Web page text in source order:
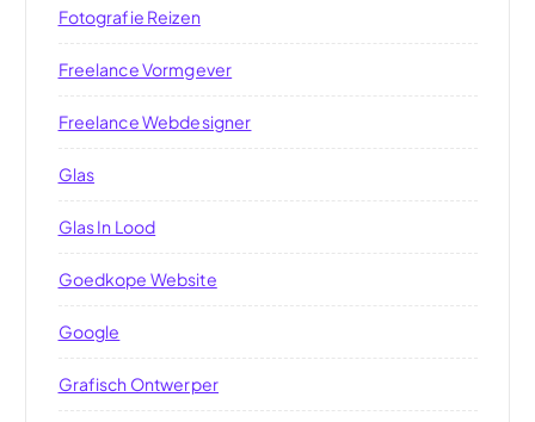
Fotografie Reizen
Freelance Vormgever
Freelance Webdesigner
Glas
Glas In Lood
Goedkope Website
Google
Grafisch Ontwerper